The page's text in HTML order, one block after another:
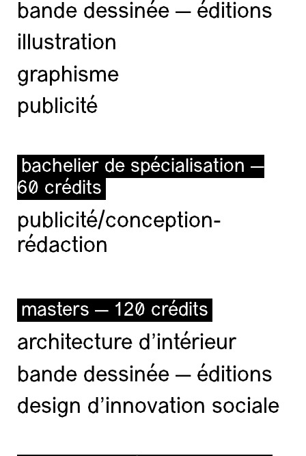
bande dessinée — éditions
illustration
graphisme
publicité
bachelier de spécialisation —
60 crédits
publicité/conception-
rédaction
masters — 120 crédits
architecture d’intérieur
bande dessinée — éditions
design d'innovation sociale